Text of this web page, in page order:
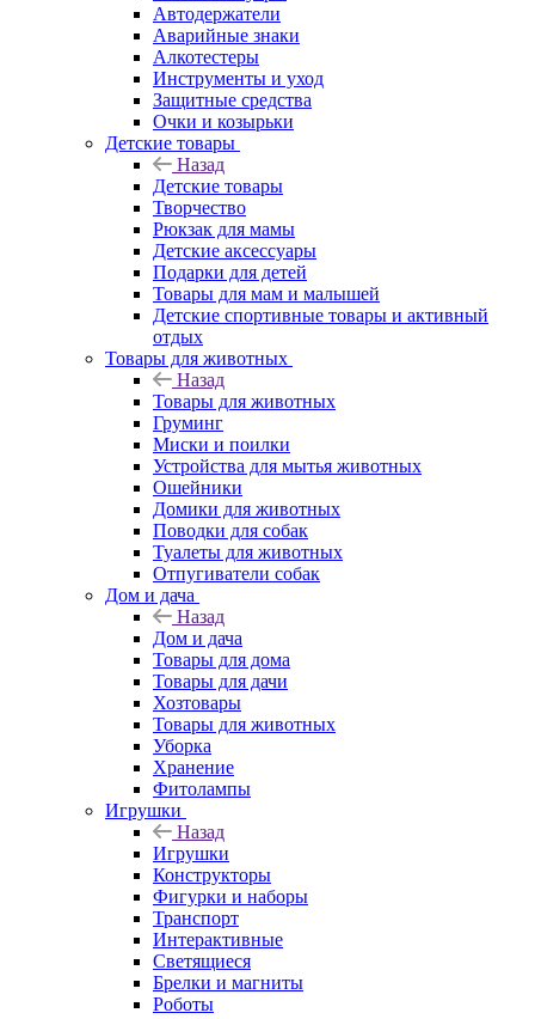
Автодержатели
Аварийные знаки
Алкотестеры
Инструменты и уход
Защитные средства
Очки и козырьки
Детские товары
Назад
Детские товары
Творчество
Рюкзак для мамы
Детские аксессуары
Подарки для детей
Товары для мам и малышей
Детские спортивные товары и активный
отдых
Товары для животных
Назад
Товары для животных
Груминг
Миски и поилки
Устройства для мытья животных
Ошейники
Домики для животных
Поводки для собак
Туалеты для животных
Отпугиватели собак
Дом и дача
Назад
Дом и дача
Товары для дома
Товары для дачи
Хозтовары
Товары для животных
Уборка
Хранение
Фитолампы
Игрушки
Назад
Игрушки
Конструкторы
Фигурки и наборы
Транспорт
Интерактивные
Светящиеся
Брелки и магниты
Роботы